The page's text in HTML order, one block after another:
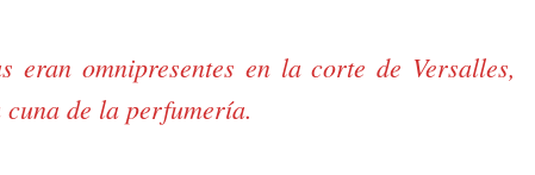
eran omnipresentes en la corte de Versalles,
de la perfumería.